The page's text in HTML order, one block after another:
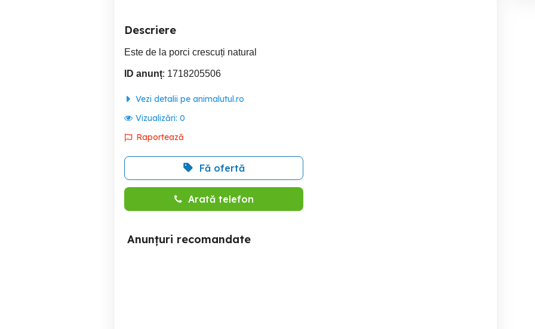
Descriere
Este de la porci crescuți natural
ID anunț: 1718205506
Vezi detalii pe animalutul.ro
Vizualizări: 0
Raportează
Fă ofertă
Arată telefon
Anunțuri recomandate